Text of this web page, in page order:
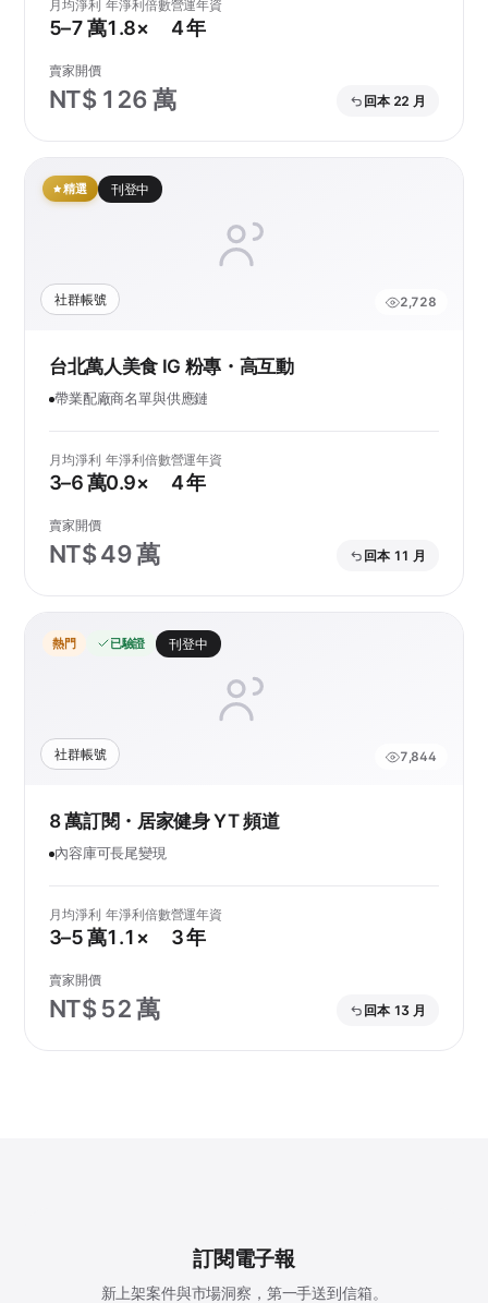
月均淨利
5–7 萬
年淨利倍數
1.8×
營運年資
4 年
賣家開價
NT$ 126 萬 回本 22 月
精選 刊登中
社群帳號 2,728
台北萬人美食 IG 粉專・高互動
帶業配廠商名單與供應鏈
月均淨利
3–6 萬
年淨利倍數
0.9×
營運年資
4 年
賣家開價
NT$ 49 萬 回本 11 月
熱門 已驗證 刊登中
社群帳號 7,844
8 萬訂閱・居家健身 YT 頻道
內容庫可長尾變現
月均淨利
3–5 萬
年淨利倍數
1.1×
營運年資
3 年
賣家開價
NT$ 52 萬 回本 13 月
訂閱電子報
新上架案件與市場洞察，第一手送到信箱。